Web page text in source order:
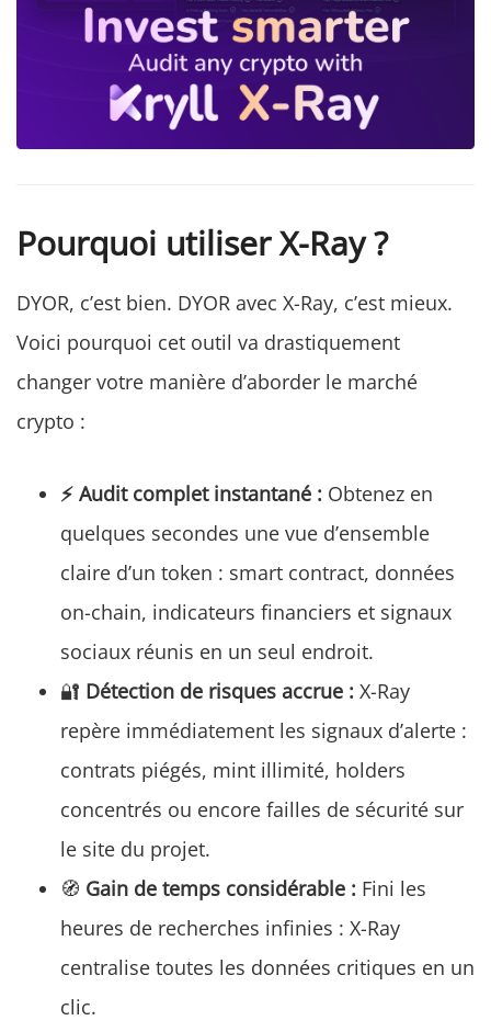
Pourquoi utiliser X-Ray ?
DYOR, c’est bien. DYOR avec X-Ray, c’est mieux.
Voici pourquoi cet outil va drastiquement
changer votre manière d’aborder le marché
crypto :
⚡ Audit complet instantané : Obtenez en
quelques secondes une vue d’ensemble
claire d’un token : smart contract, données
on-chain, indicateurs financiers et signaux
sociaux réunis en un seul endroit.
🔐 Détection de risques accrue : X-Ray
repère immédiatement les signaux d’alerte :
contrats piégés, mint illimité, holders
concentrés ou encore failles de sécurité sur
le site du projet.
🧭 Gain de temps considérable : Fini les
heures de recherches infinies : X-Ray
centralise toutes les données critiques en un
clic.